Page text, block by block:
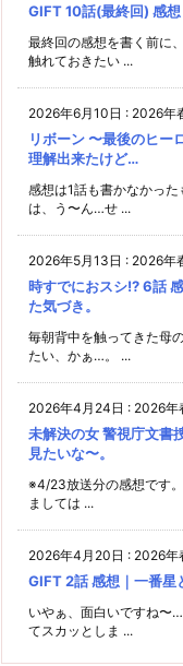
GIFT 10話(最終回) 感
最終回の感想を書く前に
触れておきたい ...
2026年6月10日 : 2026年
リボーン 〜最後のヒー
理解出来たけど…
感想は1話も書かなかっ
は、う〜ん…せ ...
2026年5月13日 : 2026年
時すでにおスシ!? 6話
た気づき。
毎朝背中を触ってきた母
たい、かぁ…。 ...
2026年4月24日 : 2026年
未解決の女 警視庁文書
見たいな〜。
※4/23放送分の感想です
ましては ...
2026年4月20日 : 2026年
GIFT 2話 感想｜一番星
いやぁ、面白いですね〜
てスカッとしま ...